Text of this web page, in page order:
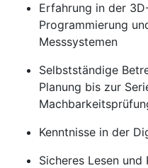
Erfahrung in der
Programmierung
Messsystemen
Selbstständige
Planung bis zur
Kenntnisse in der
Sicheres Lesen